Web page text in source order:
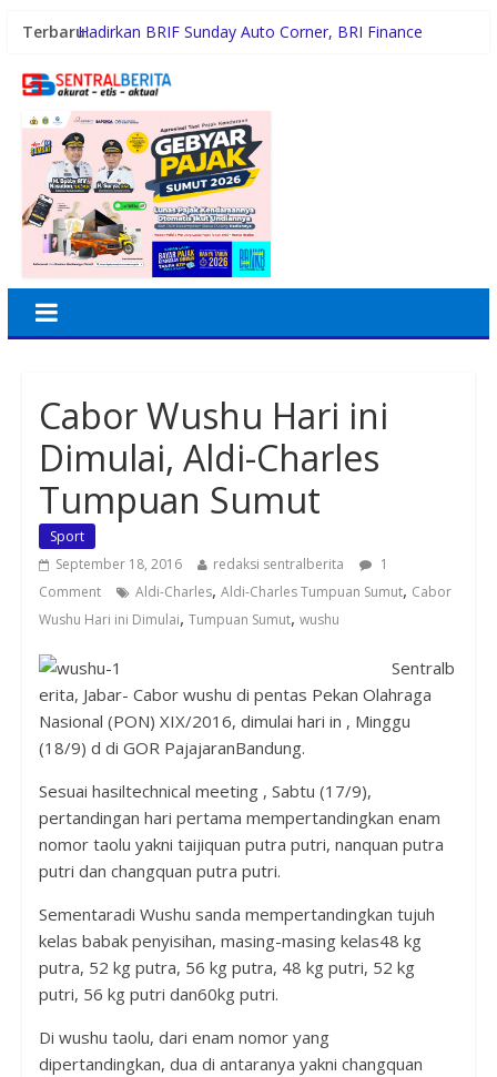
Terbaru:Hadirkan BRIF Sunday Auto Corner, BRI Finance
KAI Logistik Hadirkan Promo “Merdeka Ongkir” untuk
Holding Perkebunan Nusantara Dukung Kampus
Berbasis Perkebunan, Arya Sandhiyudha Jadi
Mahasiswa Angkatan Pertama Magister ITSI
Satres Narkoba Polres Asahan Amankan Pria Pengedar
Sabu, Sita 19,60 Gram Barang Bukti
Diduga Jadi Lokasi Transaksi Sabu, Timsus Anti
Narkoba Polres Asahan Amankan Seorang Pria dengan
Cabor Wushu Hari ini
Dimulai, Aldi-Charles
Tumpuan Sumut
Sport
September 18, 2016
redaksi sentralberita
1
Comment
Aldi-Charles, Aldi-Charles Tumpuan Sumut, Cabor
Wushu Hari ini Dimulai, Tumpuan Sumut, wushu
Sentralb
erita, Jabar- Cabor wushu di pentas Pekan Olahraga
Nasional (PON) XIX/2016, dimulai hari in , Minggu
(18/9) d di GOR PajajaranBandung.
Sesuai hasiltechnical meeting , Sabtu (17/9),
pertandingan hari pertama mempertandingkan enam
nomor taolu yakni taijiquan putra putri, nanquan putra
putri dan changquan putra putri.
Sementaradi Wushu sanda mempertandingkan tujuh
kelas babak penyisihan, masing-masing kelas48 kg
putra, 52 kg putra, 56 kg putra, 48 kg putri, 52 kg
putri, 56 kg putri dan60kg putri.
Di wushu taolu, dari enam nomor yang
dipertandingkan, dua di antaranya yakni changquan